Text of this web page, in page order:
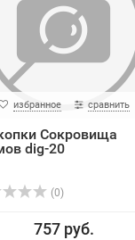
избранное сравнить
Сокровища
dig-20
(0)
757 руб.